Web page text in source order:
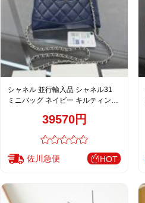
シャネル 並行輸入品 シャネル31
ミニバッグ ネイビー キルティング
39570円
佐川急便 HOT